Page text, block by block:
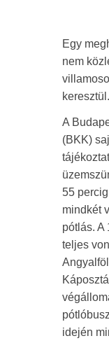
Egy
nem
keresztül.
A
(BKK)
55
mindkét
pótlás. A
teljes
idején